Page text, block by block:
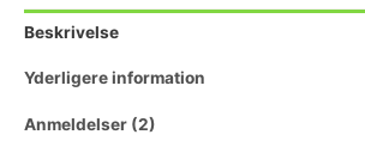
Beskrivelse
Yderligere information
Anmeldelser (2)